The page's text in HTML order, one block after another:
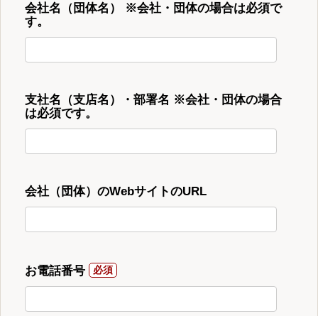
会社名（団体名） ※会社・団体の場合は必須で
す。
支社名（支店名）・部署名 ※会社・団体の場合
は必須です。
会社（団体）のWebサイトのURL
お電話番号